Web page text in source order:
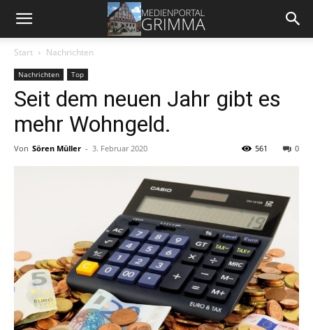
Start Nachrichten
Nachrichten Top
Seit dem neuen Jahr gibt es
mehr Wohngeld.
Von Sören Müller - 3. Februar 2020 0
561